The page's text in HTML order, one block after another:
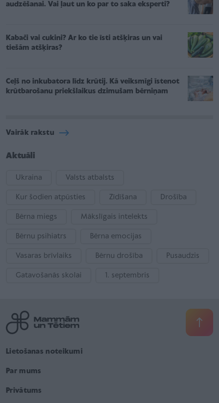
audzēšanai. Vai ļaut un ko par to saka eksperti?
Kabači vai cukini? Ar ko tie īsti atšķiras un vai
tiešām atšķiras?
Ceļš no inkubatora līdz krūtij. Kā veiksmīgi īstenot
krūtbarošanu priekšlaikus dzimušam bērniņam
Vairāk rakstu
Aktuāli
Ukraina Valsts atbalsts
Kur šodien atpūsties Zīdīšana Drošība
Bērna miegs Mākslīgais intelekts
Bērnu psihiatrs Bērna emocijas
Vasaras brīvlaiks Bērnu drošība Pusaudzis
Gatavošanās skolai 1. septembris
Lietošanas noteikumi
Par mums
Privātums